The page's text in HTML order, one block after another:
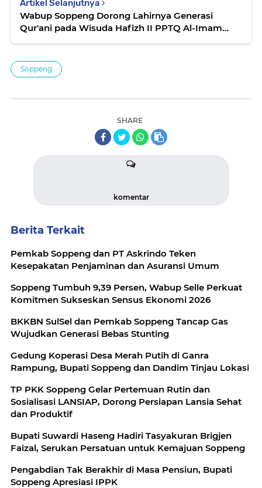
Artikel Selanjutnya
Wabup Soppeng Dorong Lahirnya Generasi
Qur'ani pada Wisuda Hafizh II PPTQ Al-Imam
Soppeng
SHARE
komentar
Berita Terkait
Pemkab Soppeng dan PT Askrindo Teken
Kesepakatan Penjaminan dan Asuransi Umum
Soppeng Tumbuh 9,39 Persen, Wabup Selle Perkuat
Komitmen Sukseskan Sensus Ekonomi 2026
BKKBN SulSel dan Pemkab Soppeng Tancap Gas
Wujudkan Generasi Bebas Stunting
Gedung Koperasi Desa Merah Putih di Ganra
Rampung, Bupati Soppeng dan Dandim Tinjau Lokasi
TP PKK Soppeng Gelar Pertemuan Rutin dan
Sosialisasi LANSIAP, Dorong Persiapan Lansia Sehat
dan Produktif
Bupati Suwardi Haseng Hadiri Tasyakuran Brigjen
Faizal, Serukan Persatuan untuk Kemajuan Soppeng
Pengabdian Tak Berakhir di Masa Pensiun, Bupati
Soppeng Apresiasi IPPK